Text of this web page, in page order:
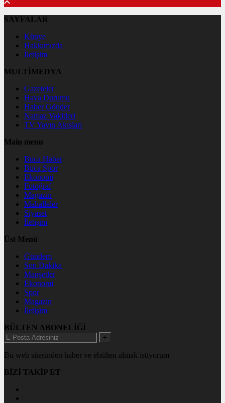
SAYFALAR
Künye
Hakkımızda
İletişim
MULTİMEDYA
Gazeteler
Hava Durumu
Haber Gönder
Namaz Vakitleri
TV Yayın Akışları
Main menu
Buca Haber
Buca Spor
Ekonomi
Fotoğraf
Magazin
Mahalleler
Siyaset
İletişim
Üst Menü
Gündem
Son Dakika
Manşetler
Ekonomi
Spor
Magazin
İletişim
BÜLTEN ABONELİĞİ
+
Bu web sitesinden haber ve ebülten almak istiyorum
BİZİ TAKİP ET